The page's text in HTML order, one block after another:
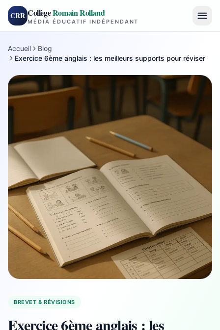
CRR CollègeRomain Rolland
MÉDIA ÉDUCATIF INDÉPENDANT
Accueil
Blog
Exercice 6ème anglais : les meilleurs supports pour réviser
BREVET & RÉVISIONS
Exercice 6ème anglais : les